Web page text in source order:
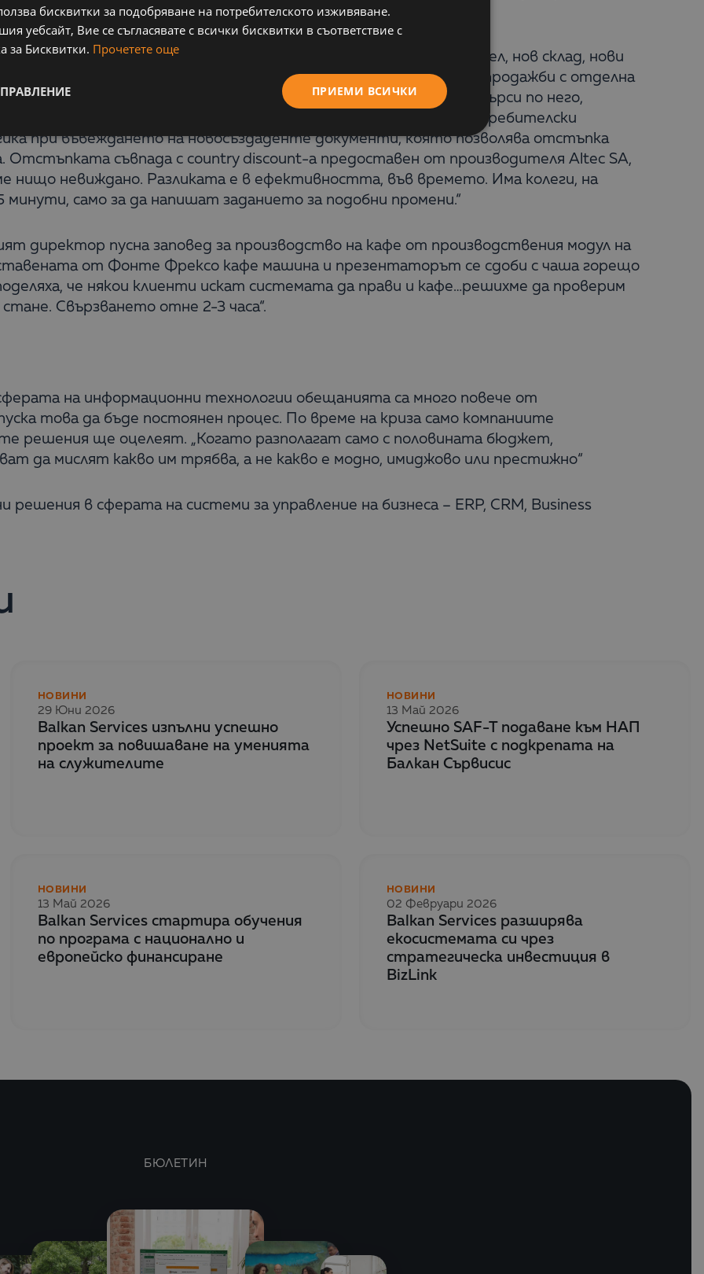
директор, за да създаде пред очите на публиката нов отдел, нов склад, нови
права за достъп, нов комплект финансови документи за продажби с отделна
ново поле в мастер данните на клиента с възможност да се търси по него,
от служители на новосъздадения отдел. Чрез прости потребителски
при въвеждането на новосъздаденте документи, която позволява отстъпка
Отстъпката съвпада с country discount-a предоставен от производителя Altec SA,
нищо невиждано. Разликата е в ефективността, във времето. Има колеги, на
само за да напишат заданието за подобни промени.“
директор пусна заповед за производство на кафе от производствения модул на
от Фонте Фрексо кафе машина и презентаторът се сдоби с чаша горещо
че някои клиенти искат системата да прави и кафе…решихме да проверим
Свързването отне 2-3 часа“.
на информационни технологии обещанията са много повече от
това да бъде постоянен процес. По време на криза само компаниите
решения ще оцелеят. „Когато разполагат само с половината бюджет,
да мислят какво им трябва, а не какво е модно, имиджово или престижно“
решения в сферата на системи за управление на бизнеса – ERP, CRM, Business
НОВИНИ
29 Юни 2026
Balkan Services изпълни успешно
проект за повишаване на уменията
на служителите
НОВИНИ
13 Май 2026
Успешно SAF-T подаване към НАП
чрез NetSuite с подкрепата на
Балкан Сървисис
НОВИНИ
13 Май 2026
Balkan Services стартира обучения
по програма с национално и
европейско финансиране
НОВИНИ
02 Февруари 2026
Balkan Services разширява
екосистемата си чрез
стратегическа инвестиция в
BizLink
БЮЛЕТИН
бисквитки за подобряване на потребителското изживяване.
уебсайт, Вие се съгласявате с всички бисквитки в съответствие с
за Бисквитки. Прочетете още
ПРИЕМИ ВСИЧКИ